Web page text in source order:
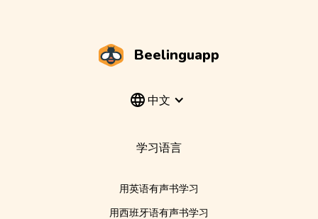
Beelinguapp
中文
学习语言
用英语有声书学习
用西班牙语有声书学习